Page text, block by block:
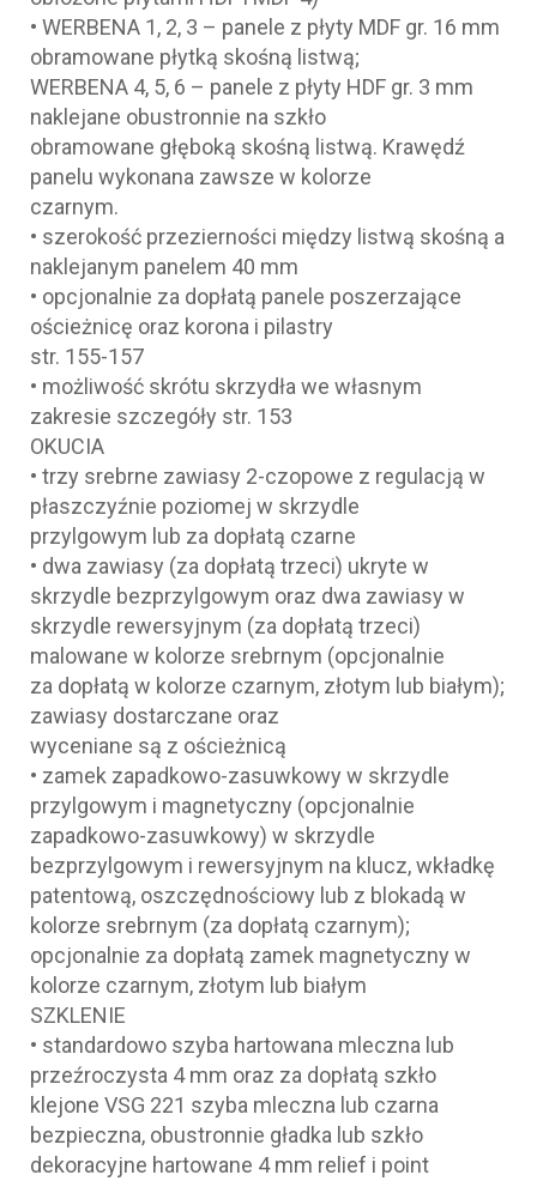
• WERBENA 1, 2, 3 – panele z płyty MDF gr. 16 mm
obramowane płytką skośną listwą;
WERBENA 4, 5, 6 – panele z płyty HDF gr. 3 mm
naklejane obustronnie na szkło
obramowane głęboką skośną listwą. Krawędź
panelu wykonana zawsze w kolorze
czarnym.
• szerokość przezierności między listwą skośną a
naklejanym panelem 40 mm
• opcjonalnie za dopłatą panele poszerzające
ościeżnicę oraz korona i pilastry
str. 155-157
• możliwość skrótu skrzydła we własnym
zakresie szczegóły str. 153
OKUCIA
• trzy srebrne zawiasy 2-czopowe z regulacją w
płaszczyźnie poziomej w skrzydle
przylgowym lub za dopłatą czarne
• dwa zawiasy (za dopłatą trzeci) ukryte w
skrzydle bezprzylgowym oraz dwa zawiasy w
skrzydle rewersyjnym (za dopłatą trzeci)
malowane w kolorze srebrnym (opcjonalnie
za dopłatą w kolorze czarnym, złotym lub białym);
zawiasy dostarczane oraz
wyceniane są z ościeżnicą
• zamek zapadkowo-zasuwkowy w skrzydle
przylgowym i magnetyczny (opcjonalnie
zapadkowo-zasuwkowy) w skrzydle
bezprzylgowym i rewersyjnym na klucz, wkładkę
patentową, oszczędnościowy lub z blokadą w
kolorze srebrnym (za dopłatą czarnym);
opcjonalnie za dopłatą zamek magnetyczny w
kolorze czarnym, złotym lub białym
SZKLENIE
• standardowo szyba hartowana mleczna lub
przeźroczysta 4 mm oraz za dopłatą szkło
klejone VSG 221 szyba mleczna lub czarna
bezpieczna, obustronnie gładka lub szkło
dekoracyjne hartowane 4 mm relief i point